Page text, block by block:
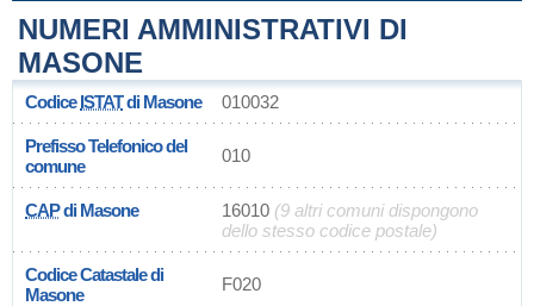
NUMERI AMMINISTRATIVI DI
MASONE
CodiceISTATdi Masone 010032
Prefisso Telefonico del
comune
010
CAPdi Masone 16010 (9 altri comuni dispongono
dello stesso codice postale)
Codice Catastale di
Masone
F020